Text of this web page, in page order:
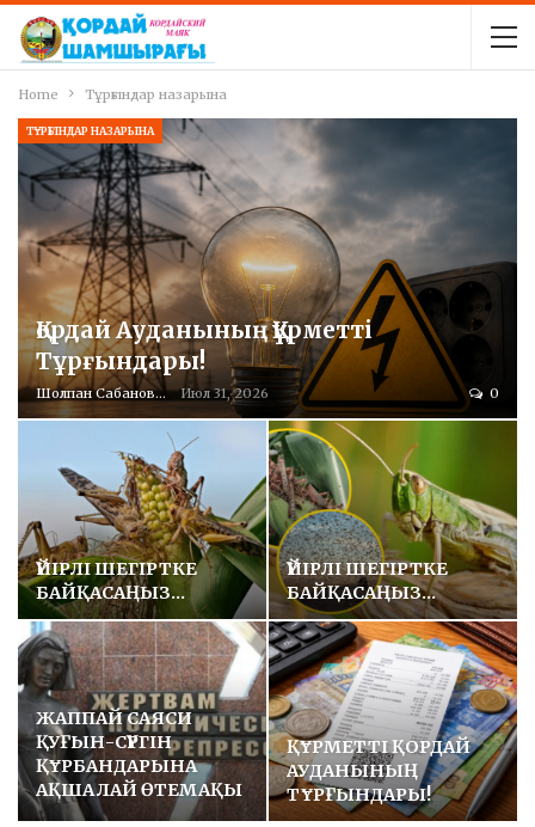
Home Тұрғындар назарына
ТҰРҒЫНДАР НАЗАРЫНА
Қордай Ауданының Құрметті
Тұрғындары!
Шолпан Сабанова Июл 31, 2026 0
ҮЙІРЛІ ШЕГІРТКЕ
БАЙҚАСАҢЫЗ…
ҮЙІРЛІ ШЕГІРТКЕ
БАЙҚАСАҢЫЗ…
ЖАППАЙ САЯСИ
ҚУҒЫН-СҮРГІН
ҚҰРБАНДАРЫНА
АҚШАЛАЙ ӨТЕМАҚЫ
ТӨЛЕУ
ҚҰРМЕТТІ ҚОРДАЙ
АУДАНЫНЫҢ
ТҰРҒЫНДАРЫ!